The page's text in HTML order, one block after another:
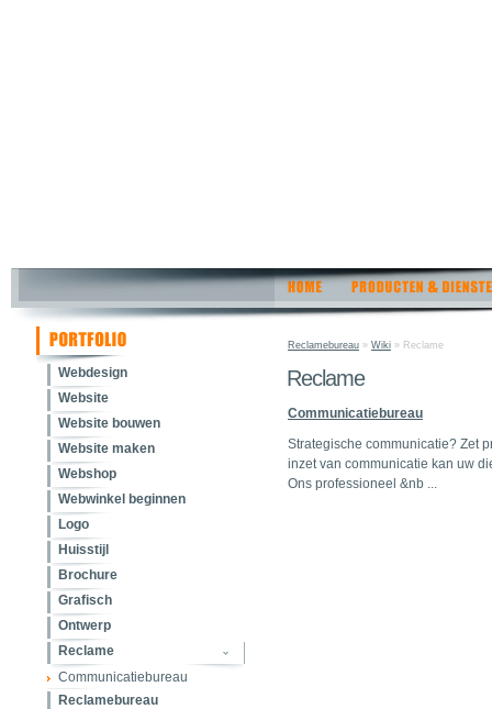
Webdesign
Website
Website bouwen
Website maken
Webshop
Webwinkel beginnen
Logo
Huisstijl
Brochure
Grafisch
Ontwerp
Reclame
Communicatiebureau
Reclamebureau
Reclamebureau » Wiki » Reclame
Reclame
Communicatiebureau
Strategische communicatie? Zet
inzet van communicatie kan uw
Ons professioneel &nb ...